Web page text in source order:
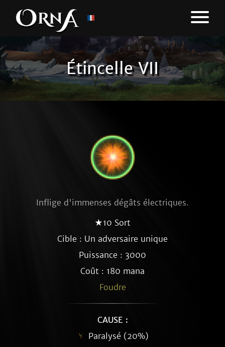
Étincelle VII
Inflige d'immenses dégâts électriques.
★10 Sort
Cible : Un adversaire unique
Puissance : 3000
Coût : 180 mana
Foudre
CAUSE :
Paralysé (20%)